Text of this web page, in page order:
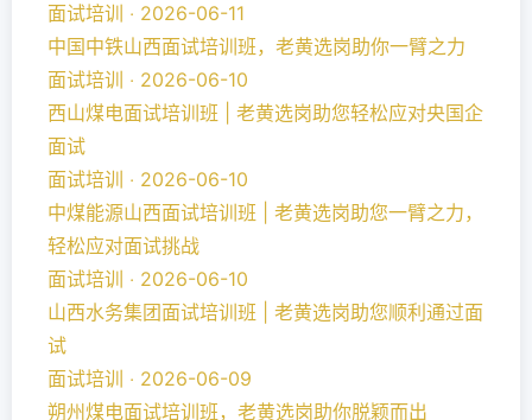
面试培训 ‧ 2026-06-11
中国中铁山西面试培训班，老黄选岗助你一臂之力
面试培训 ‧ 2026-06-10
西山煤电面试培训班 | 老黄选岗助您轻松应对央国企
面试
面试培训 ‧ 2026-06-10
中煤能源山西面试培训班 | 老黄选岗助您一臂之力，
轻松应对面试挑战
面试培训 ‧ 2026-06-10
山西水务集团面试培训班 | 老黄选岗助您顺利通过面
试
面试培训 ‧ 2026-06-09
朔州煤电面试培训班，老黄选岗助你脱颖而出